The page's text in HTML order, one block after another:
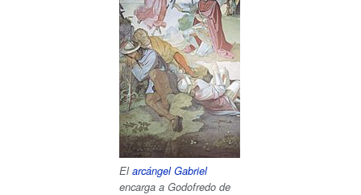
Elarcángel Gabriel
encarga a Godofredo de